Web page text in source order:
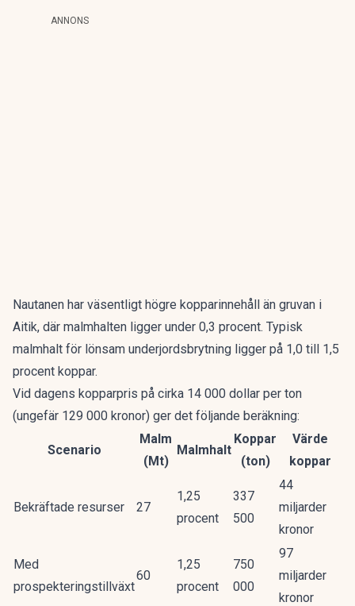
ANNONS
Nautanen har väsentligt högre kopparinnehåll än gruvan i
Aitik, där malmhalten ligger under 0,3 procent. Typisk
malmhalt för lönsam underjordsbrytning ligger på 1,0 till 1,5
procent koppar.
Vid dagens kopparpris på cirka 14 000 dollar per ton
(ungefär 129 000 kronor) ger det följande beräkning:
Scenario
Malm
(Mt)
Malmhalt
Koppar
(ton)
Värde
koppar
Bekräftade resurser 27
1,25
procent
337
500
44
miljarder
kronor
Med
prospekteringstillväxt
60
1,25
procent
750
000
97
miljarder
kronor